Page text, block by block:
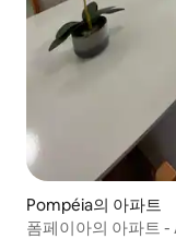
Pompéia의 아파트
폼페이아의 아파트 -